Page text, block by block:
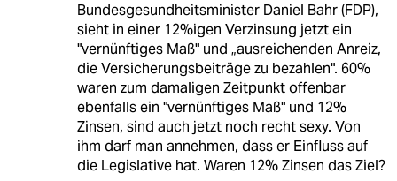
Bundesgesundheitsminister Daniel Bahr (FDP),
sieht in einer 12%igen Verzinsung jetzt ein
"vernünftiges Maß" und „ausreichenden Anreiz,
die Versicherungsbeiträge zu bezahlen". 60%
waren zum damaligen Zeitpunkt offenbar
ebenfalls ein "vernünftiges Maß" und 12%
Zinsen, sind auch jetzt noch recht sexy. Von
ihm darf man annehmen, dass er Einfluss auf
die Legislative hat. Waren 12% Zinsen das Ziel?